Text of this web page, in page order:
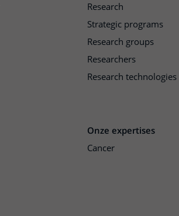
Research
Strategic programs
Research groups
Researchers
Research technologies
Onze expertises
Cancer